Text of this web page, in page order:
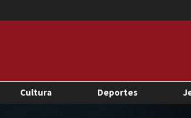
Cultura Deportes